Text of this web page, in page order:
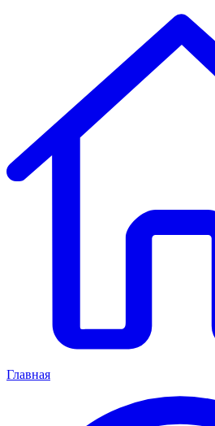
Главная